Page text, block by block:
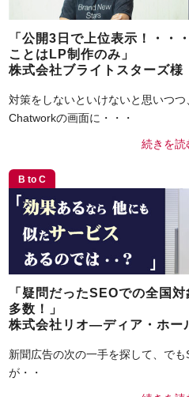
「公開3日で上位表示！・・
ことはLP制作のみ」
株式会社ブライトスターズ様
対策をしないといけないと思いつ
Chatworkの画面に・・・
続きを読
B to C
「疑問だったSEOでの全国
多数！」
株式会社リオ―ディア・ホー
新聞広告の次の一手を探して、で
が・・